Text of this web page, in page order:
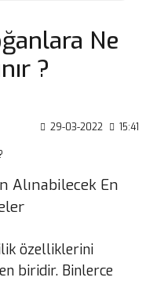
Ne
?
29-03-2022 15:41
Alınabilecek En
özelliklerini
biridir. Binlerce